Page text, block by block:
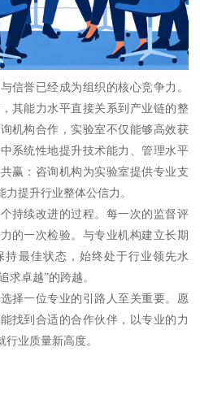
信誉已经成为组织的核心竞争力。
其能力水平直接关系到产业链的整
机构合作，实验室不仅能够高效获
系统性地提升技术能力、管理水平
赢：咨询机构为实验室提供专业支
提升行业整体公信力。
持续改进的过程。每一次的监督评
的一次检验。与专业机构建立长期
最佳状态，始终处于行业领先水
求卓越”的跨越。
择一位专业的引路人至关重要。愿
找到合适的合作伙伴，以专业的力
业质量新高度。